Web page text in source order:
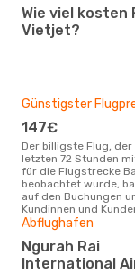
Wie viel kosten
Vietjet?
Günstigster
147€
Der billigste Flug, der in den
letzten 72 Stunden
für die Flugstrecke
beobachtet wurde,
auf den Buchungen
Kundinnen und
Abflughafen
Ngurah Rai
International